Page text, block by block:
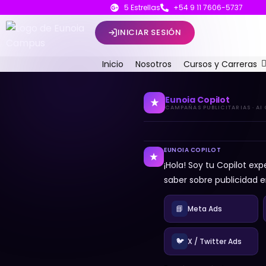
5 Estrellas +54 9 11 7606-5737
INICIAR SESIÓN
Inicio Nosotros Cursos y Carreras
Eunoia Copilot
CAMPAÑAS PUBLICITARIAS · AI
EUNOIA COPILOT
¡Hola! Soy tu Copilot
saber sobre publicidad
📘 Meta Ads
🐦 X / Twitter Ads